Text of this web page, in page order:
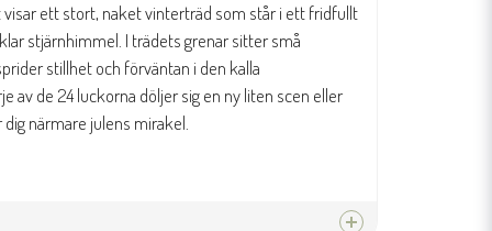
visar ett stort, naket vinterträd som står i ett fridfullt
stjärnhimmel. I trädets grenar sitter små
stillhet och förväntan i den kalla
av de 24 luckorna döljer sig en ny liten scen eller
närmare julens mirakel.